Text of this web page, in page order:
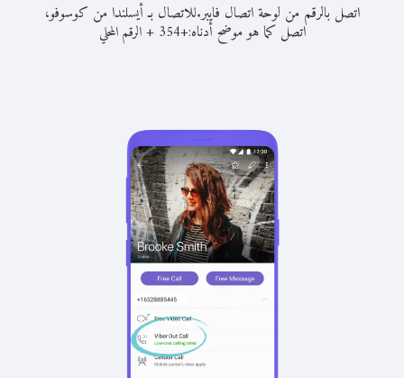
اتصل بالرقم من لوحة اتصال فايبر.للاتصال بـ أيسلندا من كوسوفو،
اتصل كما هو موضح أدناه:+
354
+الرقم المحلي